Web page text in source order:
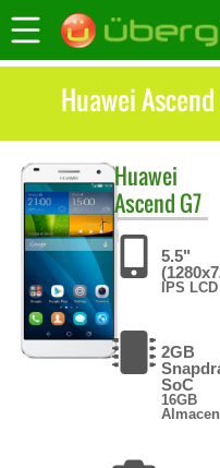
Huawei
Huawei
Ascend G7
5.5"
IPS LCD
2GB
SoC
16GB